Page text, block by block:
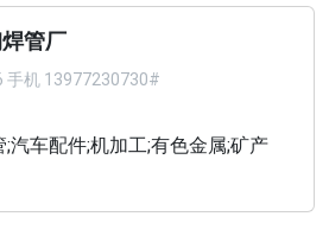
管厂
手机 13977230730#
汽车配件;机加工;有色金属;矿产